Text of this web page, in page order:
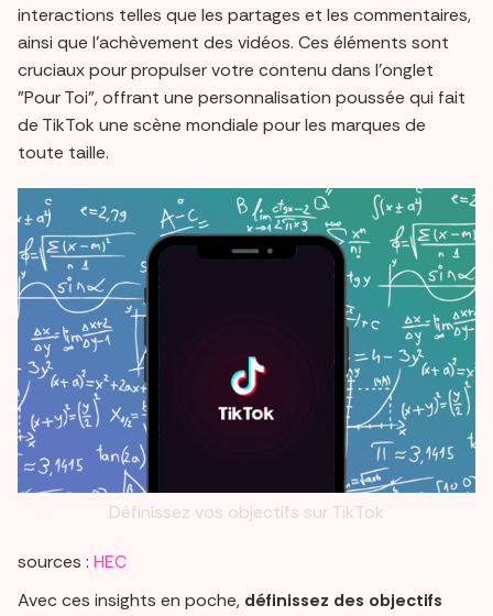
interactions telles que les partages et les commentaires,
ainsi que l'achèvement des vidéos. Ces éléments sont
cruciaux pour propulser votre contenu dans l'onglet
"Pour Toi", offrant une personnalisation poussée qui fait
de TikTok une scène mondiale pour les marques de
toute taille.
Définissez vos objectifs sur TikTok
sources : HEC
Avec ces insights en poche, définissez des objectifs